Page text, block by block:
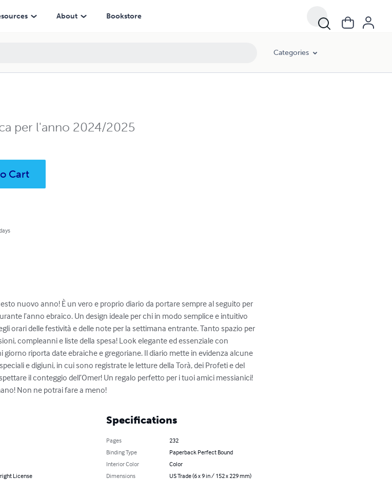
About Bookstore
Categories
per l'anno 2024/2025
Cart
nuovo anno! È un vero e proprio diario da portare sempre al seguito per
l’anno ebraico. Un design ideale per chi in modo semplice e intuitivo
orari delle festività e delle note per la settimana entrante. Tanto spazio per
compleanni e liste della spesa! Look elegante ed essenziale con
riporta date ebraiche e gregoriane. Il diario mette in evidenza alcune
e digiuni, in cui sono registrate le letture della Torà, dei Profeti e del
il conteggio dell’Omer! Un regalo perfetto per i tuoi amici messianici!
Non ne potrai fare a meno!
License
Specifications
Pages
232
Binding Type
Paperback Perfect Bound
Interior Color
Color
Dimensions
US Trade (6 x 9 in / 152 x 229 mm)